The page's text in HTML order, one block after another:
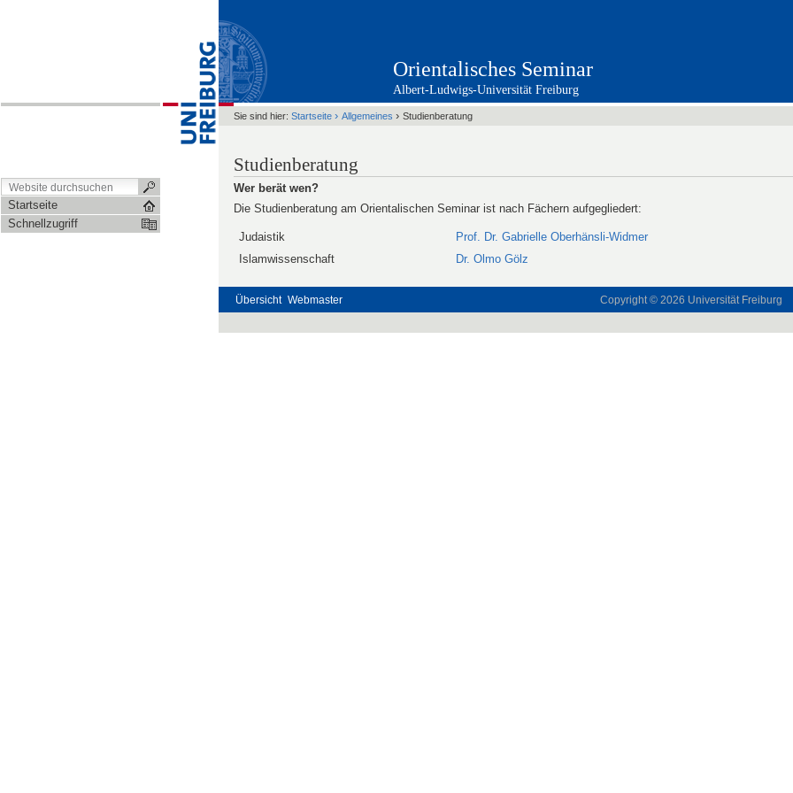
Startseite
Schnellzugriff
Orientalisches Seminar
Albert-Ludwigs-Universität Freiburg
Sie sind hier: Startseite › Allgemeines › Studienberatung
Studienberatung
Wer berät wen?
Die Studienberatung am Orientalischen Seminar ist nach Fächern aufgegliedert:
Judaistik
Prof. Dr. Gabrielle Oberhänsli-Widmer
Islamwissenschaft
Dr. Olmo Gölz
Übersicht Webmaster Copyright © 2026 Universität Freiburg